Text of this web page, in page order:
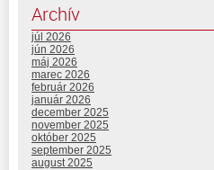
Archív
júl 2026
jún 2026
máj 2026
marec 2026
február 2026
január 2026
december 2025
november 2025
október 2025
september 2025
august 2025